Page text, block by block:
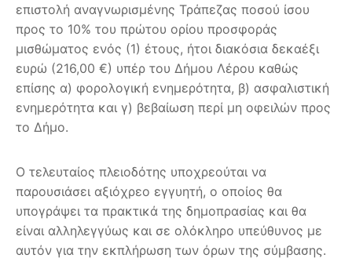
επιστολή αναγνωρισμένης Τράπεζας ποσού ίσου
προς το 10% του πρώτου ορίου προσφοράς
μισθώματος ενός (1) έτους, ήτοι διακόσια δεκαέξι
ευρώ (216,00 €) υπέρ του Δήμου Λέρου καθώς
επίσης α) φορολογική ενημερότητα, β) ασφαλιστική
ενημερότητα και γ) βεβαίωση περί μη οφειλών προς
το Δήμο.
Ο τελευταίος πλειοδότης υποχρεούται να
παρουσιάσει αξιόχρεο εγγυητή, ο οποίος θα
υπογράψει τα πρακτικά της δημοπρασίας και θα
είναι αλληλεγγύως και σε ολόκληρο υπεύθυνος με
αυτόν για την εκπλήρωση των όρων της σύμβασης.